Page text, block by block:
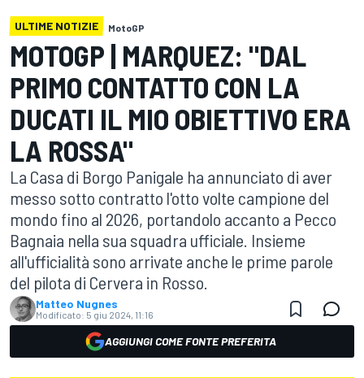
ULTIME NOTIZIE MotoGP
MOTOGP | MARQUEZ: "DAL
PRIMO CONTATTO CON LA
DUCATI IL MIO OBIETTIVO ERA
LA ROSSA"
La Casa di Borgo Panigale ha annunciato di aver
messo sotto contratto l'otto volte campione del
mondo fino al 2026, portandolo accanto a Pecco
Bagnaia nella sua squadra ufficiale. Insieme
all'ufficialità sono arrivate anche le prime parole
del pilota di Cervera in Rosso.
Matteo Nugnes
Modificato: 5 giu 2024, 11:16
AGGIUNGI COME FONTE PREFERITA